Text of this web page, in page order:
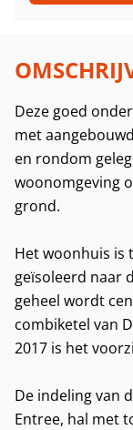
Deze goed
met
en rondom
woonomgeving
grond.
Het woonhuis is
geïsoleerd naar
geheel wordt
combiketel van
2017 is het
De indeling van
Entree, hal met